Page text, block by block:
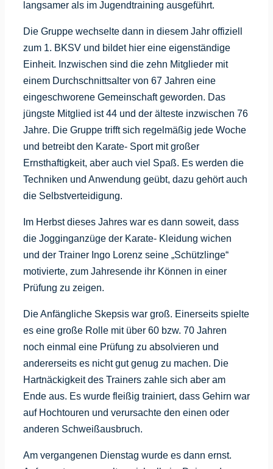
langsamer als im Jugendtraining ausgeführt.
Die Gruppe wechselte dann in diesem Jahr offiziell
zum 1. BKSV und bildet hier eine eigenständige
Einheit. Inzwischen sind die zehn Mitglieder mit
einem Durchschnittsalter von 67 Jahren eine
eingeschworene Gemeinschaft geworden. Das
jüngste Mitglied ist 44 und der älteste inzwischen 76
Jahre. Die Gruppe trifft sich regelmäßig jede Woche
und betreibt den Karate- Sport mit großer
Ernsthaftigkeit, aber auch viel Spaß. Es werden die
Techniken und Anwendung geübt, dazu gehört auch
die Selbstverteidigung.
Im Herbst dieses Jahres war es dann soweit, dass
die Jogginganzüge der Karate- Kleidung wichen
und der Trainer Ingo Lorenz seine „Schützlinge“
motivierte, zum Jahresende ihr Können in einer
Prüfung zu zeigen.
Die Anfängliche Skepsis war groß. Einerseits spielte
es eine große Rolle mit über 60 bzw. 70 Jahren
noch einmal eine Prüfung zu absolvieren und
andererseits es nicht gut genug zu machen. Die
Hartnäckigkeit des Trainers zahle sich aber am
Ende aus. Es wurde fleißig trainiert, dass Gehirn war
auf Hochtouren und verursachte den einen oder
anderen Schweißausbruch.
Am vergangenen Dienstag wurde es dann ernst.